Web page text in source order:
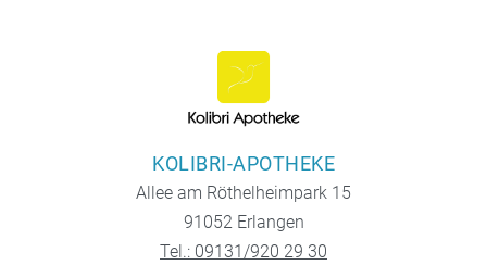
KOLIBRI-APOTHEKE
Allee am Röthelheimpark 15
91052 Erlangen
Tel.: 09131/920 29 30